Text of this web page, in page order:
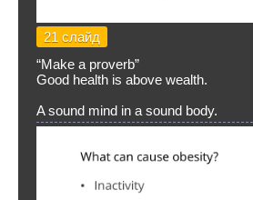
21 слайд
“Make a proverb”
Good health is above wealth.
A sound mind in a sound body.